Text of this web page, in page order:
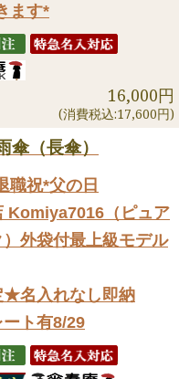
ます*
16,000円
(消費税込:17,600円)
傘（長傘）
職祝*父の日
Komiya7016（ピュア
外袋付最上級モデル
★名入れなし即納
ト有8/29